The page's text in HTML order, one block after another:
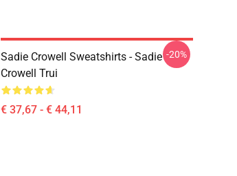
Sadie Crowell Sweatshirts - Sadie
Crowell Trui
€ 37,67 - € 44,11
-20%